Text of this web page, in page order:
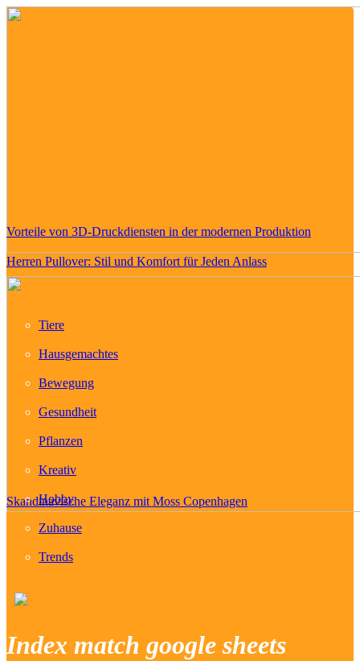
Vorteile von 3D-Druckdiensten in der modernen Produktion
Herren Pullover: Stil und Komfort für Jeden Anlass
Skandinavische Eleganz mit Moss Copenhagen
Tiere
Hausgemachtes
Bewegung
Gesundheit
Pflanzen
Kreativ
Hobby
Zuhause
Trends
Index match google sheets